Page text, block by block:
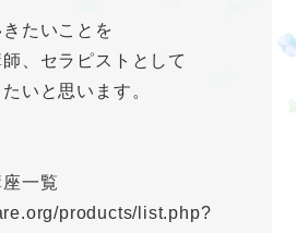
たいことを
、セラピストとして
いと思います。
一覧
products/list.php?